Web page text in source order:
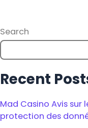
Search
Recent
Mad Casino Avis
protection des